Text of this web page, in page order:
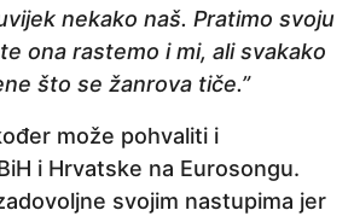
nekako naš. Pratimo svoju
ona rastemo i mi, ali svakako
što se žanrova tiče.”
može pohvaliti i
i Hrvatske na Eurosongu.
svojim nastupima jer